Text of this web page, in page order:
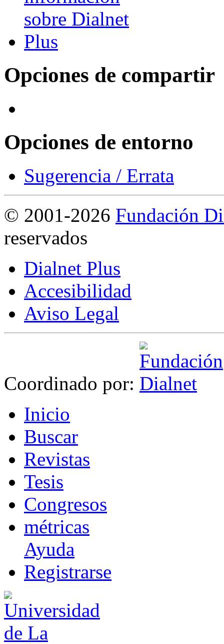
Opciones de compartir
Opciones de entorno
Sugerencia / Errata
© 2001-2026 Fundación
reservados
Dialnet Plus
Accesibilidad
Aviso Legal
Coordinado por:
Inicio
Buscar
Revistas
Tesis
Congresos
métricas
Ayuda
Registrarse